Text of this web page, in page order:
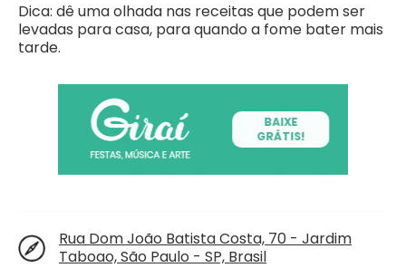
Dica: dê uma olhada nas receitas que podem ser
levadas para casa, para quando a fome bater mais
tarde.
Rua Dom João Batista Costa, 70 - Jardim
Taboao, São Paulo - SP, Brasil